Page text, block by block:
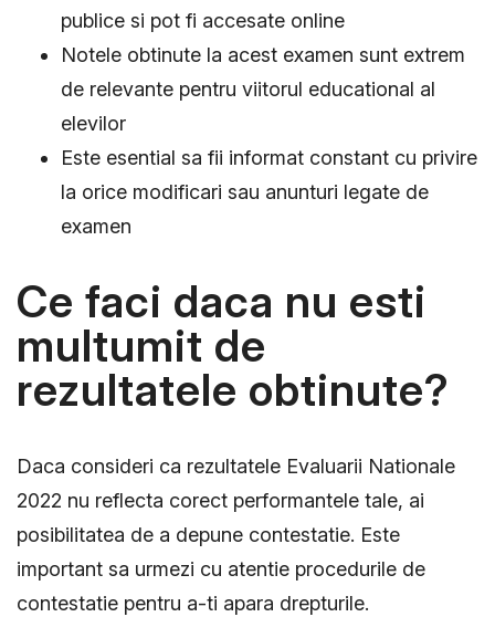
publice si pot fi accesate online
Notele obtinute la acest examen sunt extrem
de relevante pentru viitorul educational al
elevilor
Este esential sa fii informat constant cu privire
la orice modificari sau anunturi legate de
examen
Ce faci daca nu esti
multumit de
rezultatele obtinute?
Daca consideri ca rezultatele Evaluarii Nationale
2022 nu reflecta corect performantele tale, ai
posibilitatea de a depune contestatie. Este
important sa urmezi cu atentie procedurile de
contestatie pentru a-ti apara drepturile.